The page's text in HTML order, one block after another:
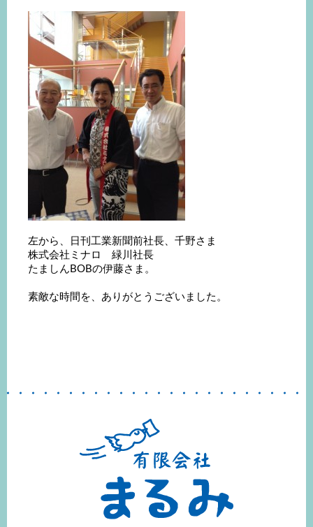
左から、日刊工業新聞前社長、千野さま
株式会社ミナロ 緑川社長
たましんBOBの伊藤さま。
素敵な時間を、ありがとうございました。